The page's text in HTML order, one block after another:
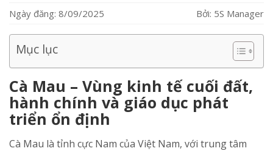
Ngày đăng: 8/09/2025 Bởi: 5S Manager
Mục lục
Cà Mau – Vùng kinh tế cuối đất,
hành chính và giáo dục phát
triển ổn định
Cà Mau là tỉnh cực Nam của Việt Nam, với trung tâm